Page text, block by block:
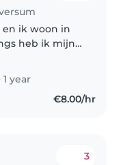
en ik woon in
heb ik mijn
aardig veel
year
€8.00/hr
3